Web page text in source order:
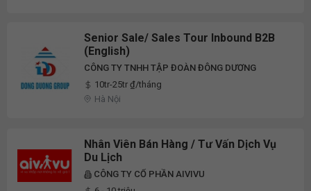
Senior Sale/ Sales Tour Inbound B2B
(English)
CÔNG TY TNHH TẬP ĐOÀN ĐÔNG DƯƠNG
10tr-25tr ₫/tháng
Hà Nội
Nhân Viên Bán Hàng / Tư Vấn Dịch Vụ
Du Lịch
CÔNG TY CỔ PHẦN AIVIVU